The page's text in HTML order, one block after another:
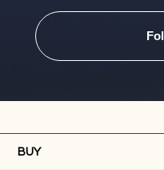
BUY